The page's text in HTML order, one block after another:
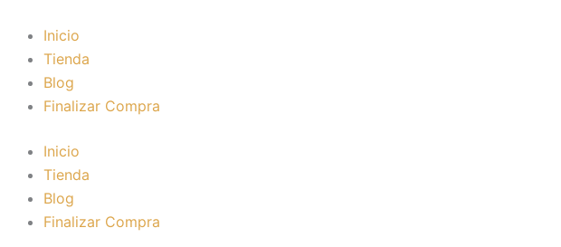
contenido
Inicio
Tienda
Blog
Finalizar Compra
Inicio
Tienda
Blog
Finalizar Compra